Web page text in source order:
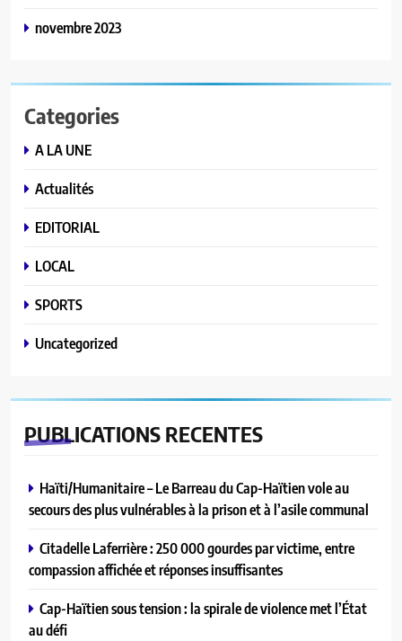
novembre 2023
Categories
A LA UNE
Actualités
EDITORIAL
LOCAL
SPORTS
Uncategorized
PUBLICATIONS RECENTES
Haïti/Humanitaire – Le Barreau du Cap-Haïtien vole au
secours des plus vulnérables à la prison et à l’asile communal
Citadelle Laferrière : 250 000 gourdes par victime, entre
compassion affichée et réponses insuffisantes
Cap-Haïtien sous tension : la spirale de violence met l’État
au défi